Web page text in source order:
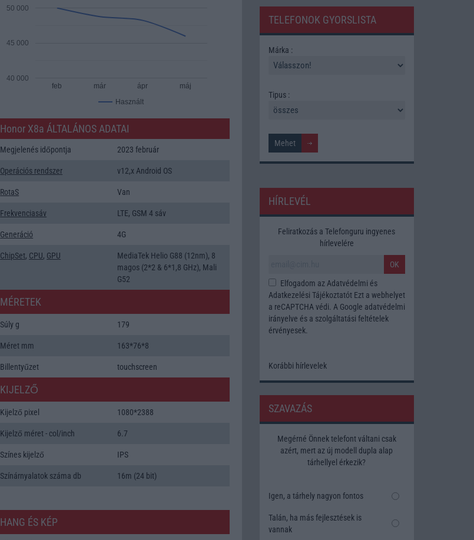
Használt
feb már ápr máj
40 000
45 000
50 000
Honor X8a ÁLTALÁNOS ADATAI
Megjelenés időpontja 2023 február
Operációs rendszer v12,x Android OS
RotaS Van
Frekvenciasáv LTE, GSM 4 sáv
Generáció 4G
ChipSet, CPU, GPU
MediaTek Helio G88 (12nm), 8
magos (2*2 & 6*1,8 GHz), Mali
G52
MÉRETEK
Súly g 179
Méret mm 163*76*8
Billentyűzet touchscreen
KIJELZŐ
Kijelző pixel 1080*2388
Kijelző méret - col/inch 6.7
Színes kijelző IPS
Színárnyalatok száma db 16m (24 bit)
HANG ÉS KÉP
TELEFONOK GYORSLISTA
Márka :
Tipus :
HÍRLEVÉL
Feliratkozás a Telefonguru ingyenes
hírlevelére
OK
Elfogadom az Adatvédelmi és
Adatkezelési TájékoztatótEzt a webhelyet
a reCAPTCHA védi. A Google adatvédelmi
irányelve és a szolgáltatási feltételek
érvényesek.
Korábbi hírlevelek
SZAVAZÁS
Megérné Önnek telefont váltani csak
azért, mert az új modell dupla alap
tárhellyel érkezik?
Igen, a tárhely nagyon fontos
Talán, ha más fejlesztések is
vannak